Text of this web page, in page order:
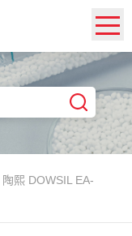
陶熙 DOWSIL EA-